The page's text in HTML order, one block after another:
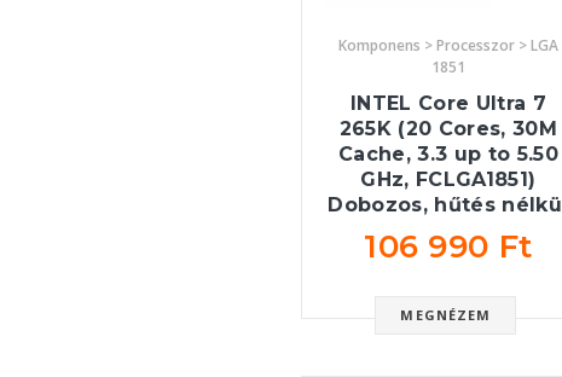
Komponens > Processzor > LGA
1851
INTEL Core Ultra 7
265K (20 Cores, 30M
Cache, 3.3 up to 5.50
GHz, FCLGA1851)
Dobozos, hűtés nélkül
106 990 Ft
MEGNÉZEM